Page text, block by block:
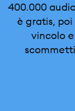
400.000
è gratis, poi
vincolo